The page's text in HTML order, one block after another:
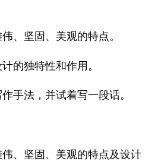
、坚固、美观的特点。
的独特性和作用。
手法，并试着写一段话。
、坚固、美观的特点及设计